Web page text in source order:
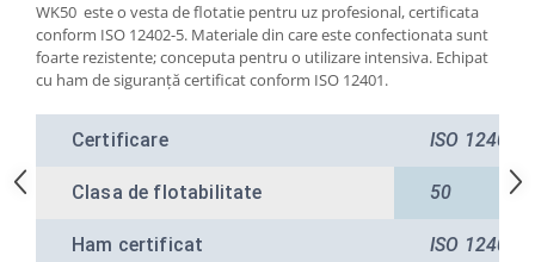
WK50 este o vesta de flotatie pentru uz profesional, certificata
conform ISO 12402-5. Materiale din care este confectionata sunt
foarte rezistente; conceputa pentru o utilizare intensiva. Echipat
cu ham de siguranță certificat conform ISO 12401.
Certificare ISO 12402-5
Clasa de flotabilitate 50
Ham certificat ISO 12401